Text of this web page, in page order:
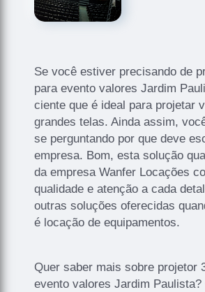
Se você estiver precisando de
para evento valores Jardim
ciente que é ideal para projetar
grandes telas. Ainda assim,
se perguntando por que deve
empresa. Bom, esta solução
da empresa Wanfer Locações
qualidade e atenção a cada
outras soluções oferecidas
é locação de equipamentos.
Quer saber mais sobre projetor
evento valores Jardim Paulista?